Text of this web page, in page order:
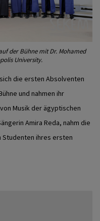
der Bühne mit Dr. Mohamed
University.
die ersten Absolventen
und nahmen ihr
Musik der ägyptischen
Amira Reda, nahm die
Studenten ihres ersten